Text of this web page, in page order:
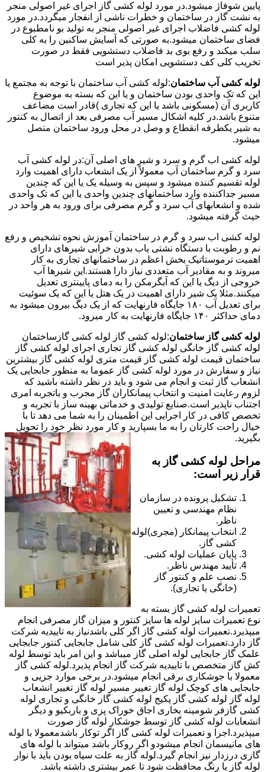
پایین شوفاژ میشود.در مورد لوله کشی گاز اجرای غیر اصولی منجر
به نشت گاز در ساختمان و خطرات ناشی از انفجار میگردد.در مورد
لوله کشی فاضلاب اجرای غیر اصولی منجر به تولید بو نامطبوع در
فضای ساختمان میشود.به صورتی که آسایش ساکنین را به کلی
سلب میکند و رفع بوی بد فاضلاب دستشویی فقط در صورت
تخریب کلی کف دستشویی امکان پذیر است
لوله کشی آب ساختمان:لوله کشی آب ساختمان با توجه به مجتمع یا
این که تک واحدی بودن ساختمان و یا این که بسته به موضوع
کاربری آن (مسکونی باشد یا این که تجاری )قادر است مضاعف
متنوع باشد.در کلیه اشکال مسیر آب مصرفی بعد از اتصال به کنتور
به شیر یکطرفه انقطاع و وصل در محل ورود ساختمان متصل
میشود.
لوله کشی اب گرم و سرد و شیر های اصلی آن:در لوله کشی آب
سرد و گرم ساختمان آب معمولاً از یک انشعاب دارای اهمیت وارد
لوله تقسیم کننده میشود و سپس به وسیله یک یا این که چندین
مسیر جداکننده وارد ساختمانهای چندین واحدی یا این که تک واحدی
شده و انشعابهای آب سرد و گرم مصرفی برای ورود به هر واحد در
حیث گرفته میشود.
لوله کشی اب سرد و گرم در ساختمان آموزش نحوه تشخیص و رفع
نم و رطوبت با دستگاه نشتی یاب بدون خرابی شیرهای دارای
اهمیت ترموستاتیک بخش اعظم در ساختمانهای تجاری به کار
میروند و به مقادیر آب متعددی نیاز دارا هستند.این شیرها آب
خروجی از دیگ یا این که آبگرمکن را به دمای پایینتری تعدیل
میکنند.مثلا یک شیر دارای اهمیت در یک هتل یا این که یک سوئیت
برای تعدیل آب ۱۸۰ جایگاه فارنهایت که از یک دیگ بیرون میشود به
دمای حداکثر ۱۴۰ جایگاه فارنهایت به کار میرود.
لوله کشی گاز ساختمان:لوله کشی گاز لوله کشی گازساختمان
لوله کشی گاز خانگی لوله کشی گاز تجاری اجرای لوله کشی گاز
ساختمان قیمت لوله کشی گاز قیمت متری لوله کشی گاز بیشترین
نیاز و سفارش در مورد لوله کشی گاز عموما به منظور جابجایی یک
انشعاب گاز ثبت و انجام می شود و باید در نظر داشته باشید که
لزوم رعایت امنیت و انتخاب پیمانکاران گاز مجرب و باتجربه امری
اجتناب ناپذیر است.صنایع تولیدی و خدماتی بهینه ساز با تجربه و
تخصص کافی در کار اجرایی این اطمینان را به شما می دهد تا با
خیال راحت کارتان را به ما بسپارید و کار مورد نظر خود را تحویل
بگیرید.
مراحل لوله کشی گاز به
قرار زیر است:
تشکیل پرونده در سازمان
نظام مهندسی و تعیین
ناظر.
انتخاب پیمانکار (مجری)لوله
کشی گاز.
پایان عملیات لوله کشی.
تأیید مهندس ناظر.
نصب علم و کنتور گاز
(خانگی یا تجاری).
تعمیرات لوله کشی گاز بسته به
نوع تعمیرات سایز لوله ها سایز کنتور و میزان گاز مصرفی انجام
میپذیرد.تعمیرات لوله کشی گاز اگر کلی باشدنیاز به تاییدیه شرکت
گاز دارد.تعمیرات لوله کشی گاز کلی شامل جابجایی کنتور جابجایی
علمک گاز جابجایی لوله اصلی گاز میباشد و این امر باید توسط لوله
کش گاز متخصص با تاییدیه شرکت گاز انجام پذیرد.لوله کشی گاز
معمولا با جوشکاری برقی انجام میشود.در برخی موارد جزیی و
جابجایی های کوچک لوله گاز تغییر مسیر لوله گاز تغییر انشعاب
لوله گاز لوله کشی گاز پکیج لوله کشی گاز خانگی و تجاری لوله
کشی گازفر شومینه بخاری اجاق خوراک پزی و باربکیو و دیگر
انشعابات لوله کشی گاز توسط جوشکار لوله گاز صورت
میپذیرد.اجرا و تعمیرات لوله کشی گاز اگر توکار باشدمعمولا با لوله
های مانیسمان انجام میشودو اگر روکار باشد میتواند با لوله های
گازی درزدار نیز انجام گیرد.لوله گاز به علت سیاه بودن باید با نوار
لوله گاز یا رنگ محافظت شود تا عمر بیشتری داشته باشد.